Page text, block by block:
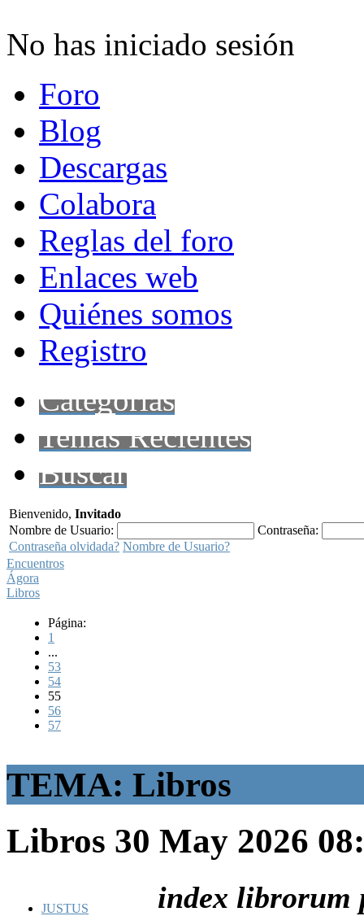
No has iniciado sesión
Foro
Blog
Descargas
Colabora
Reglas del foro
Enlaces web
Quiénes somos
Registro
Categorías
Temas Recientes
Buscar
Bienvenido, Invitado
Nombre de Usuario:
Contraseña:
Contraseña olvidada? Nombre de Usuario?
Encuentros
Ágora
Libros
Página:
1
...
53
54
55
56
57
TEMA: Libros
Libros 30 May 2026
JUSTUS index librorum